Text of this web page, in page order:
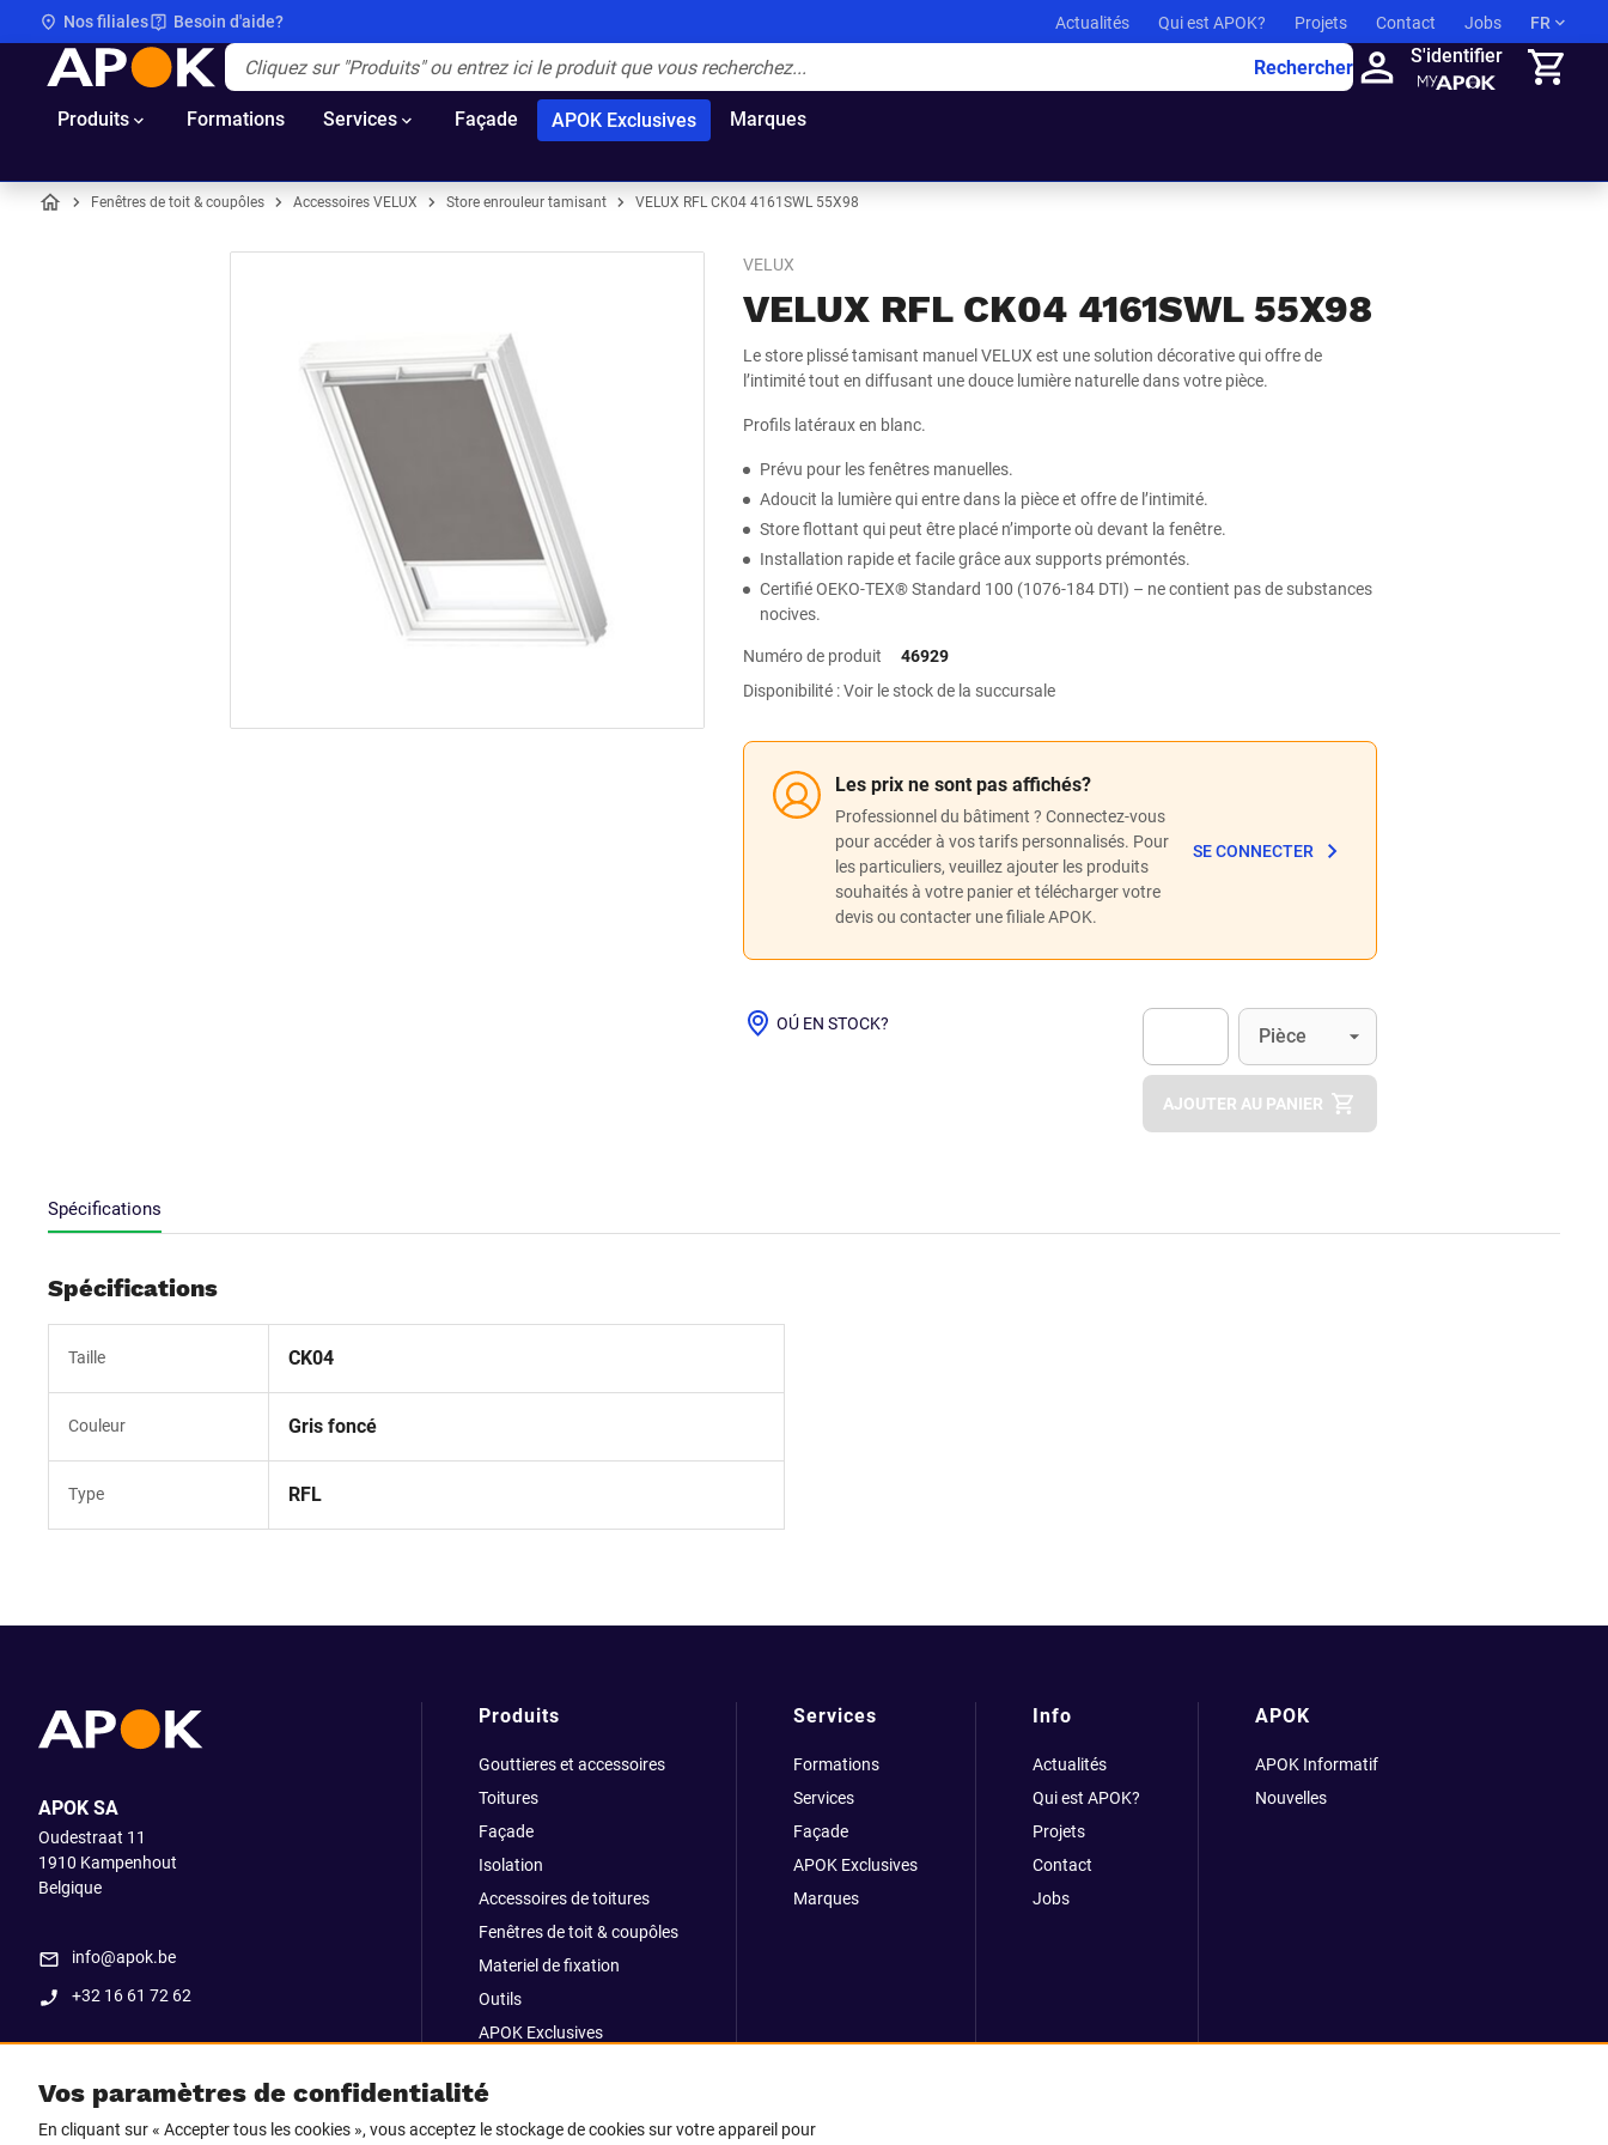
Nos filiales Besoin d'aide? Actualités Qui est APOK? Projets Contact Jobs FR
APOK Rechercher
S'identifier
Produits Formations Services Façade APOK Exclusives Marques
Fenêtres de toit & coupôles Accessoires VELUX Store enrouleur tamisant VELUX RFL CK04 4161SWL 55X98
VELUX
VELUX RFL CK04 4161SWL 55X98
Le store plissé tamisant manuel VELUX est une solution décorative qui offre de
l’intimité tout en diffusant une douce lumière naturelle dans votre pièce.
Profils latéraux en blanc.
Prévu pour les fenêtres manuelles.
Adoucit la lumière qui entre dans la pièce et offre de l’intimité.
Store flottant qui peut être placé n’importe où devant la fenêtre.
Installation rapide et facile grâce aux supports prémontés.
Certifié OEKO-TEX® Standard 100 (1076-184 DTI) – ne contient pas de substances
nocives.
Numéro de produit
46929
Disponibilité : Voir le stock de la succursale
Les prix ne sont pas affichés?
Professionnel du bâtiment ? Connectez-vous
pour accéder à vos tarifs personnalisés. Pour
les particuliers, veuillez ajouter les produits
souhaités à votre panier et télécharger votre
devis ou contacter une filiale APOK.
SE CONNECTER
OÚ EN STOCK?
Apok.Product.Detail.AddToCart.Quantity
Unité
Pièce
AJOUTER AU PANIER
Spécifications
Spécifications
Taille CK04
Couleur Gris foncé
Type RFL
Vos paramètres de confidentialité
En cliquant sur « Accepter tous les cookies », vous acceptez le stockage de cookies sur votre appareil pour
APOK SA
Oudestraat 11
1910 Kampenhout
Belgique
info@apok.be
+32 16 61 72 62
Produits
Gouttieres et accessoires
Toitures
Façade
Isolation
Accessoires de toitures
Fenêtres de toit & coupôles
Materiel de fixation
Outils
APOK Exclusives
Go Strong
Services
Formations
Services
Façade
APOK Exclusives
Marques
Info
Actualités
Qui est APOK?
Projets
Contact
Jobs
APOK
APOK Informatif
Nouvelles